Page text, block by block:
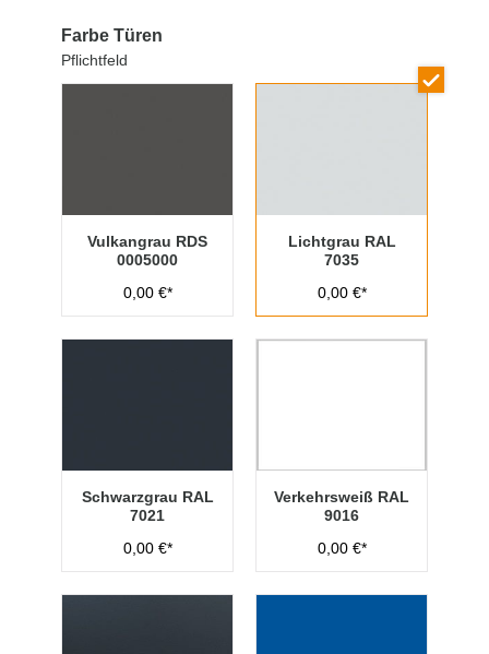
Farbe Türen
Pflichtfeld
Vulkangrau RDS
0005000
0,00 €*
Lichtgrau RAL
7035
0,00 €*
Schwarzgrau RAL
7021
0,00 €*
Verkehrsweiß RAL
9016
0,00 €*